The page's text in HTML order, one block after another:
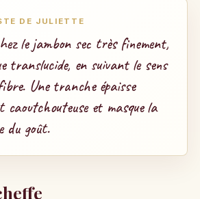
DE JULIETTE
le jambon sec très finement,
translucide, en suivant le sens
Une tranche épaisse
caoutchouteuse et masque la
du goût.